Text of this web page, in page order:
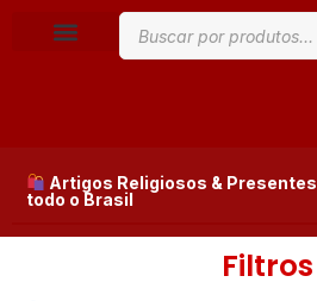
Artigos Religiosos & Presentes
todo o Brasil
Filtros